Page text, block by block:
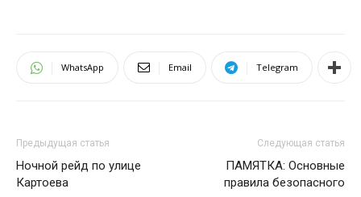
WhatsApp Email Telegram
Предыдущая статья
Ночной рейд по улице
Картоева
Следующая статья
ПАМЯТКА: Основные
правила безопасного